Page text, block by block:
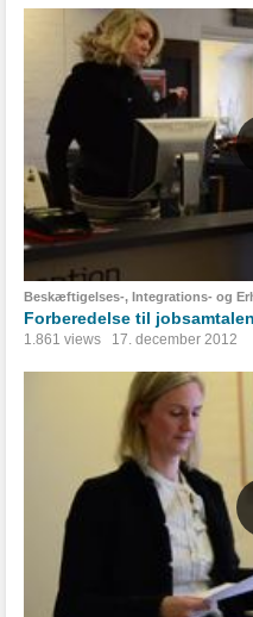
Beskæftigelses-, Integrations- og
Forberedelse til jobsamtalen
1.861 views 17. december 2012